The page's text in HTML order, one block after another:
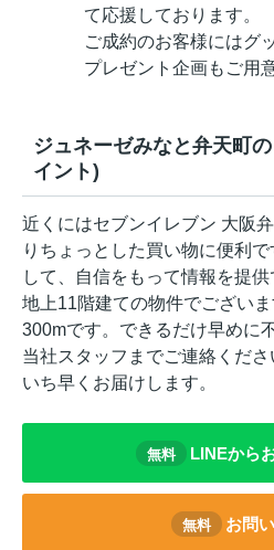
て応援しております。
ご成約のお客様にはグ
プレゼント企画もご用
ジュネーゼみなと弁天町
イント)
近くにはセブンイレブン 大阪
りちょっとした買い物に便利
して、自信をもって情報を提供
地上11階建ての物件でござい
300mです。できるだけ早めに
当社スタッフまでご連絡くだ
いち早くお届けします。
無料 LINEから
無料 お問